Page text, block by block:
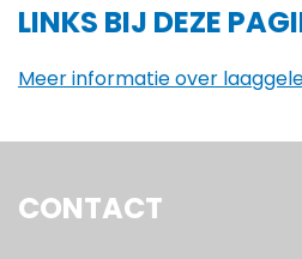
LINKS BIJ DEZE
Meer informatie over
CONTACT